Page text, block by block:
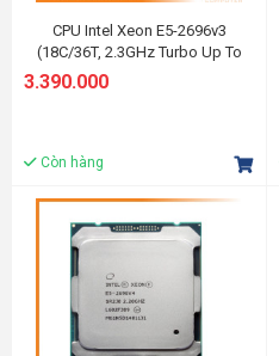
CPU Intel Xeon E5-2696v3
(18C/36T, 2.3GHz Turbo Up To
3.6GHz, 45MB Cache, LGA 2011-
3.390.000
Còn hàng